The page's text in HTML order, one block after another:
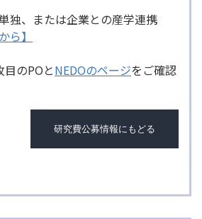
独、または企業との産学連携
ら】
のPOとNEDOのページをご確認
研究費公募情報にもどる